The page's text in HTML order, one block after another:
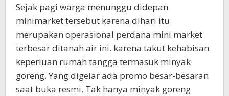
Sejak pagi warga menunggu didepan
minimarket tersebut karena dihari itu
merupakan operasional perdana mini market
terbesar ditanah air ini. karena takut kehabisan
keperluan rumah tangga termasuk minyak
goreng. Yang digelar ada promo besar-besaran
saat buka resmi. Tak hanya minyak goreng